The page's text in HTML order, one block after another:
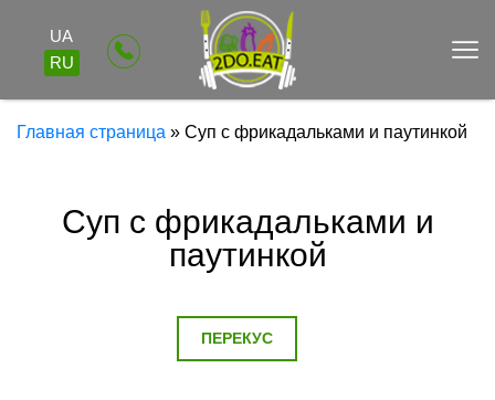
UA
RU
Главная страница » Суп с фрикадальками и паутинкой
Суп с фрикадальками и
паутинкой
ПЕРЕКУС